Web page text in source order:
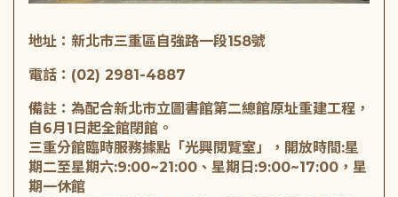
地址：新北市三重區自強路一段158號
電話：(02) 2981-4887
備註：為配合新北市立圖書館第二總館原址重建工程，
自6月1日起全館閉館。
三重分館臨時服務據點「光興閱覽室」，開放時間:星
期二至星期六:9:00~21:00、星期日:9:00~17:00，星
期一休館